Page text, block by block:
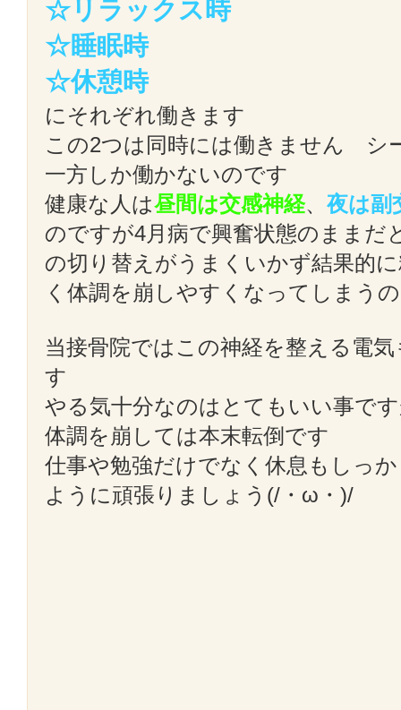
☆リラックス時
☆睡眠時
☆休憩時
にそれぞれ働きます
この2つは同時には働きません シ
一方しか働かないのです
健康な人は昼間は交感神経、 夜は副
のですが4月病で興奮状態のままだ
の切り替えがうまくいかず結果的
く体調を崩しやすくなってしまう
当接骨院ではこの神経を整える電
す
やる気十分なのはとてもいい事で
体調を崩しては本末転倒です
仕事や勉強だけでなく休息もしっ
ように頑張りましょう(/・ω・)/